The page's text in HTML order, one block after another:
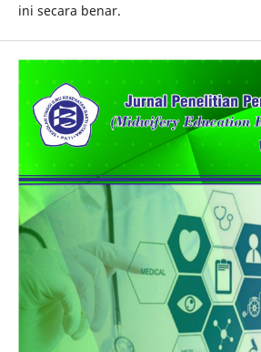
ini secara benar.